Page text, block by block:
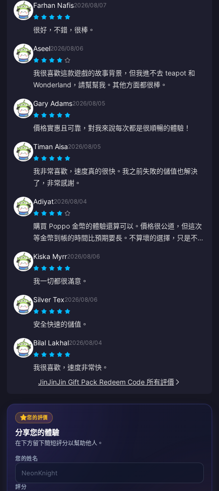
Farhan Nafis2026/08/07
很好，不錯，很棒。
Aseel2026/08/06
我很喜歡這款遊戲的故事背景，但我進不去 teapot 和
Wonderland，請幫幫我。其他方面都很棒。
Gary Adams2026/08/05
價格實惠且可靠，對我來說每次都是很順暢的體驗！
Timan Aisa2026/08/05
我非常喜歡，速度真的很快。我之前失敗的儲值也解決
了，非常感謝。
Adiyat2026/08/04
購買 Poppo 金幣的體驗還算可以。價格很公道，但這次
等金幣到帳的時間比預期要長。不算壞的選擇，只是不夠
Kiska Myrr2026/08/06
我一切都很滿意。
Silver Tex2026/08/06
安全快速的儲值。
Bilal Lakhal2026/08/04
我很喜歡，速度非常快。
JinJinJin Gift Pack Redeem Code 所有評價
您的評價
分享您的體驗
在下方留下簡短評分以幫助他人。
您的姓名
評分